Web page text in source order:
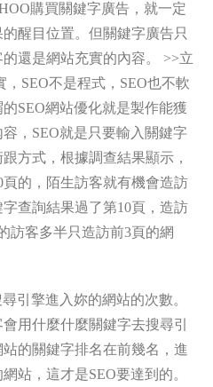
購買關鍵字廣告，就一定
醒目位置。但關鍵字廣告只
還是網站充實的內容。 >>立
SEO不是程式，SEO也不軟
SEO網站優化就是製作能獲
，SEO就是只要輸入關鍵字
方式，根據調查結果顯示，
的，陌生訪客就有機會造訪
查詢結果過了第10頁，造訪
訪客多半只造訪前3頁的網
引擎進入妳的網站的次數。
用什麼什麼關鍵字去搜尋引
的關鍵字排名在前幾名，進
站，這才是SEO要達到的。